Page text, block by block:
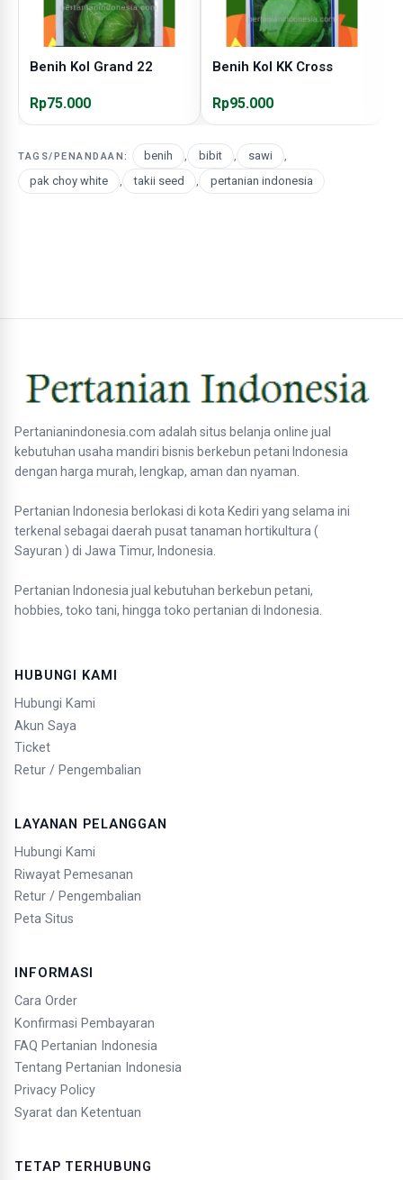
Benih Kol Grand 22
Rp75.000
Benih Kol KK Cross
Rp95.000
TAGS/PENANDAAN: benih , bibit , sawi
,
pak choy white
, takii seed , pertanian indonesia
Pertanianindonesia.com adalah situs belanja online jual
kebutuhan usaha mandiri bisnis berkebun petani Indonesia
dengan harga murah, lengkap, aman dan nyaman.
Pertanian Indonesia berlokasi di kota Kediri yang selama ini
terkenal sebagai daerah pusat tanaman hortikultura (
Sayuran ) di Jawa Timur, Indonesia.
Pertanian Indonesia jual kebutuhan berkebun petani,
hobbies, toko tani, hingga toko pertanian di Indonesia.
HUBUNGI KAMI
Hubungi Kami
Akun Saya
Ticket
Retur / Pengembalian
LAYANAN PELANGGAN
Hubungi Kami
Riwayat Pemesanan
Retur / Pengembalian
Peta Situs
INFORMASI
Cara Order
Konfirmasi Pembayaran
FAQ Pertanian Indonesia
Tentang Pertanian Indonesia
Privacy Policy
Syarat dan Ketentuan
TETAP TERHUBUNG